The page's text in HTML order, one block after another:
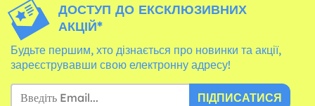
ДОСТУП ДО ЕКСКЛЮЗИВНИХ
АКЦІЙ*
Будьте першим, хто дізнається про новинки та акції,
зареєструвавши свою електронну адресу!
ПІДПИСАТИСЯ